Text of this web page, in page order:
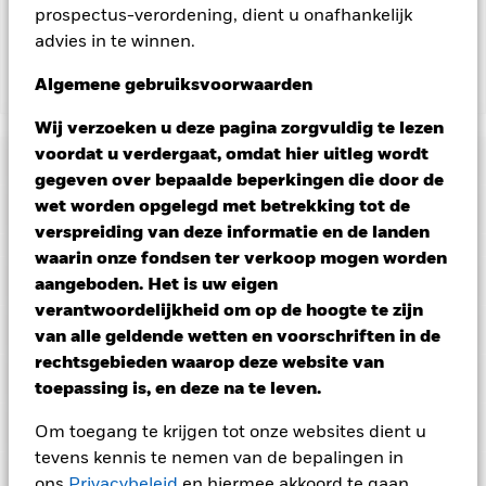
prospectus-verordening, dient u onafhankelijk
advies in te winnen.
Algemene gebruiksvoorwaarden
Wij verzoeken u deze pagina zorgvuldig te lezen
voordat u verdergaat, omdat hier uitleg wordt
gegeven over bepaalde beperkingen die door de
wet worden opgelegd met betrekking tot de
verspreiding van deze informatie en de landen
waarin onze fondsen ter verkoop mogen worden
aangeboden. Het is uw eigen
verantwoordelijkheid om op de hoogte te zijn
van alle geldende wetten en voorschriften in de
rechtsgebieden waarop deze website van
toepassing is, en deze na te leven.
Om toegang te krijgen tot onze websites dient u
tevens kennis te nemen van de bepalingen in
verkrijgbaar bij de beheermaatschappij van het fonds.
Tactical Opportunities Fund
Risicometer
Performance
Grafiek
Volledige grafiek bekijken
Rendement
Aandelen en aandelengerelateerde effecten kunnen worden
beïnvloed door dagelijkse schommelingen op de
aandelenmarkten. Vastrentende effecten kunnen worden
beïnvloed door veranderingen in rentetarieven, kredietrisico's
en potentiële of werkelijke verlagingen van de kredietrating.
Vastrentende effecten met een rating lager dan
beleggingskwaliteit kunnen gevoeliger zijn voor deze
leningen en geven misschien niet de totale waarde van de
onderliggende activa weer. Financiële derivaten zijn zeer
gevoelig voor veranderingen in de waarde van de activa
waarop ze gebaseerd zijn. De impact is groter wanneer op een
Kerngegevens
Fondsomvang
per 06/aug/2026
USD 1.307.647.264
Introductie fonds
Basisvaluta USD
Vergelijkende benchmark 1
ICE BofA 3-Month U.S.
Portefeuille kenmerken
Aantal posities
Bèta 3 jr.
per 30/jun/2026
Posities
per 30/jun/2026
Portefeuilleverdeling
Noteringen en classificatie